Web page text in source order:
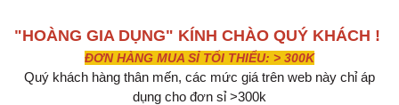
"HOÀNG GIA DỤNG" KÍNH CHÀO QUÝ KHÁCH !
ĐƠN HÀNG MUA SỈ TỐI THIỂU: > 300K
Quý khách hàng thân mến, các mức giá trên web này chỉ áp
dụng cho đơn sỉ >300k